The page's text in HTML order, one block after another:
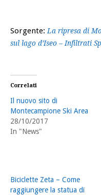
Sorgente: La ripresa di
sul lago d’Iseo – Infiltrati
Correlati
Il nuovo sito di
Montecampione Ski Area
28/10/2017
In "News"
Biciclette Zeta – Come
raggiungere la statua di